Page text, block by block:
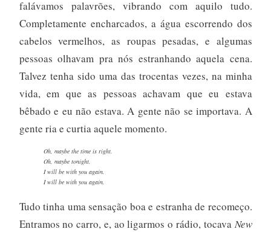
falávamos palavrões, vibrando com aquilo tudo.
Completamente encharcados, a água escorrendo dos
cabelos vermelhos, as roupas pesadas, e algumas
pessoas olhavam pra nós estranhando aquela cena.
Talvez tenha sido uma das trocentas vezes, na minha
vida, em que as pessoas achavam que eu estava
bêbado e eu não estava. A gente não se importava. A
gente ria e curtia aquele momento.
Oh, maybe the time is right.
Oh, maybe tonight.
I will be with you again.
I will be with you again.
Tudo tinha uma sensação boa e estranha de recomeço.
Entramos no carro, e, ao ligarmos o rádio, tocava New